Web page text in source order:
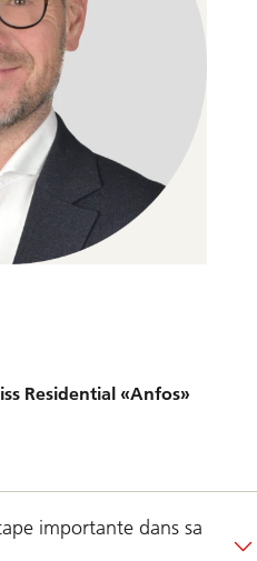
Residential «Anfos»
importante dans sa